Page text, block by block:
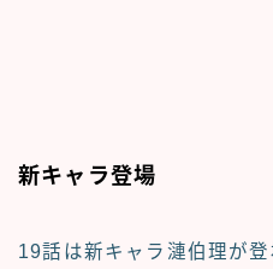
新キャラ登場
19話は新キャラ漣伯理が登